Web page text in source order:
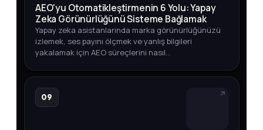
AEO'yu Otomatikleştirmenin 6 Yolu: Yapay
Zeka Görünürlüğünü Sisteme Bağlamak
Yapay zeka asistanlarında marka görünürlüğünüzü
izlemek, ses payını ölçmek ve yanlış bilgileri
yakalamak için AEO süreçlerini nasıl
09